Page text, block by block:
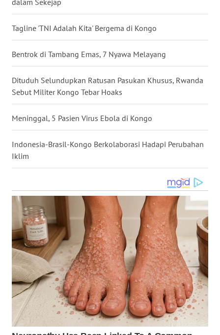
Tagline 'TNI Adalah Kita' Bergema di Kongo
Bentrok di Tambang Emas, 7 Nyawa Melayang
Dituduh Selundupkan Ratusan Pasukan Khusus, Rwanda
Sebut Militer Kongo Tebar Hoaks
Meninggal, 5 Pasien Virus Ebola di Kongo
Indonesia-Brasil-Kongo Berkolaborasi Hadapi Perubahan
Iklim
WN
JOGJA
WN
JATIM
WN
BALI
WN
KALBAR
WN
KALTENG
WN
KALTARA
WN
KALSEL
WN
KALTIM